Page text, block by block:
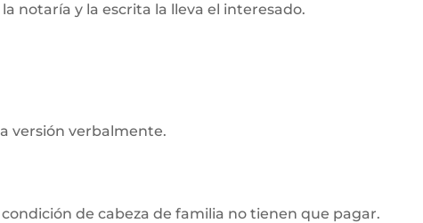
notaría y la escrita la lleva el interesado.
versión verbalmente.
de cabeza de familia no tienen que pagar.